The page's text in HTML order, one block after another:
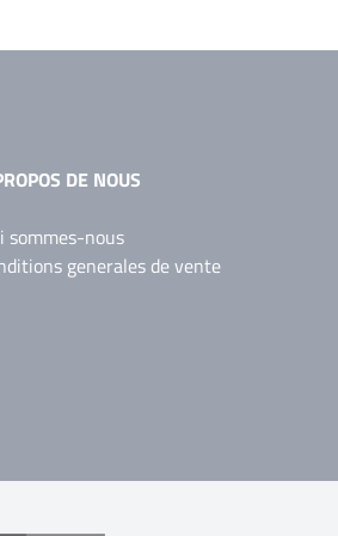
DE NOUS
sommes-nous
generales de vente